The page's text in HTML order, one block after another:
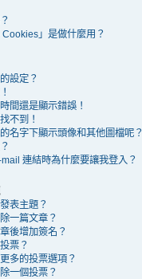
Cookies」是做什麼用？
設定？
間還是顯示錯誤！
不到！
名字下顯示頭像和其他圖檔呢？
連結時為什麼要讓我登入？
表主題？
一篇文章？
後增加簽名？
票？
多的投票選項？
一個投票？